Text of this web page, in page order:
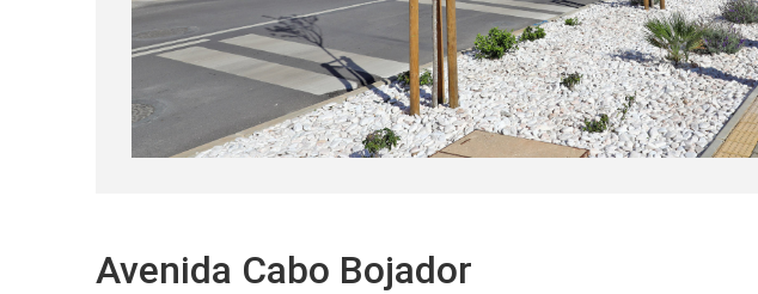
Avenida Cabo Bojador